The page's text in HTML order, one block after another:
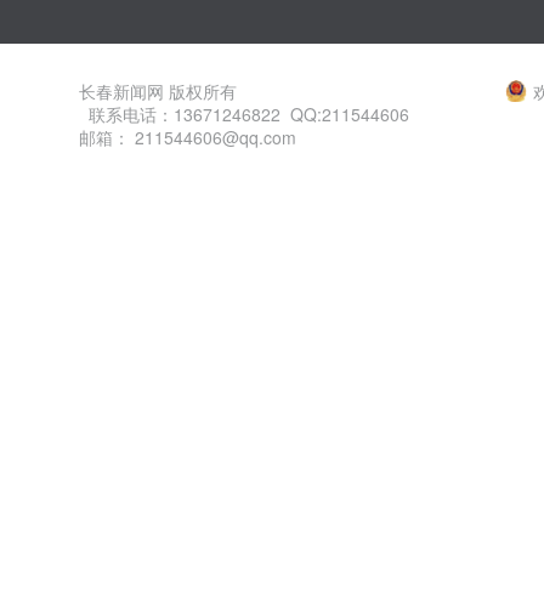
长春新闻网 版权所有
联系电话：13671246822 QQ:211544606
邮箱： 211544606@qq.com